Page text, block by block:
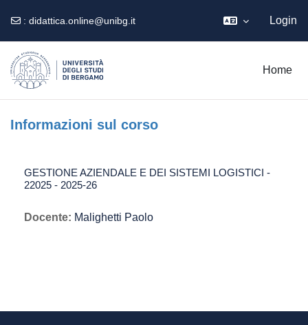
: didattica.online@unibg.it Login
Home
Informazioni sul corso
GESTIONE AZIENDALE E DEI SISTEMI LOGISTICI -
22025 - 2025-26
Docente: Malighetti Paolo